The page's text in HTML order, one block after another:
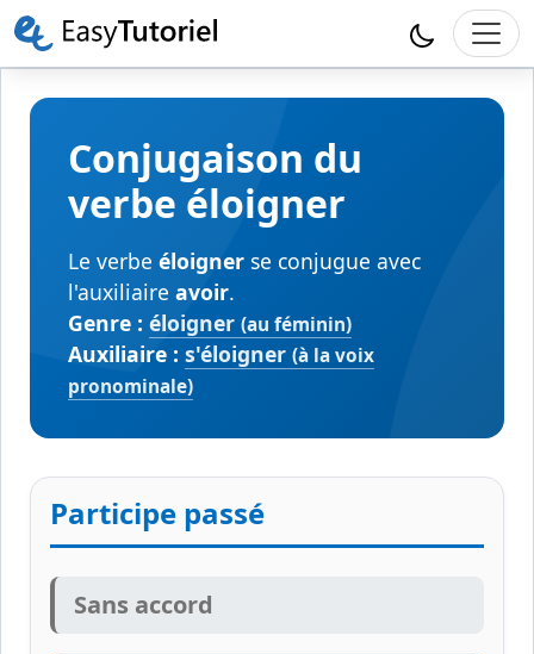
Conjugaison du
verbe éloigner
Le verbe éloigner se conjugue avec
l'auxiliaire avoir.
Genre : éloigner (au féminin)
Auxiliaire : s'éloigner (à la voix
pronominale)
Participe passé
Sans accord